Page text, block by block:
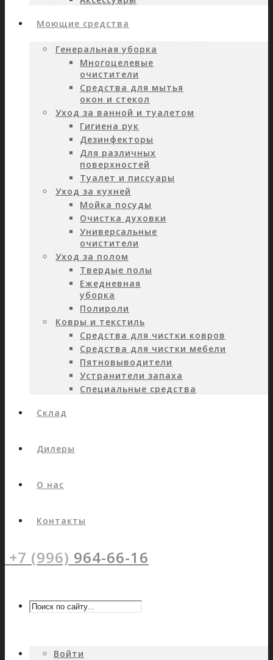
Моющие средства
Генеральная уборка
Многоцелевые
очистители
Средства для мытья
окон и стекол
Уход за ванной и туалетом
Гигиена рук
Дезинфекторы
Для различных
поверхностей
Туалет и писсуары
Уход за кухней
Мойка посуды
Очистка духовки
Универсальные
очистители
Уход за полом
Твердые полы
Ежедневная
уборка
Полироли
Ковры и текстиль
Средства для чистки ковров
Средства для чистки мебели
Пятновыводители
Устранители запаха
Специальные средства
Склад
Дилеры
О нас
Контакты
+7 (996) 964-66-16
Войти